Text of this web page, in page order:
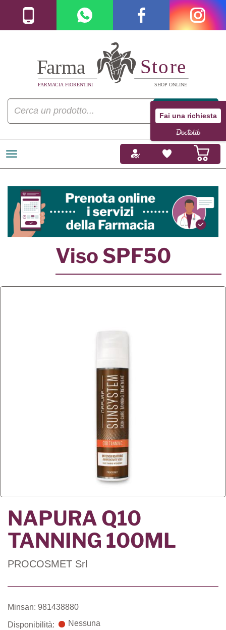
Fai una richiesta
Viso SPF50
NAPURA Q10
TANNING 100ML
PROCOSMET Srl
Minsan: 981438880
Disponibilità: Nessuna